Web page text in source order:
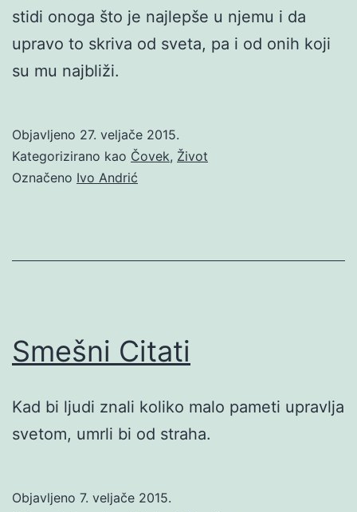
stidi onoga što je najlepše u njemu i da
upravo to skriva od sveta, pa i od onih koji
su mu najbliži.
Objavljeno 27. veljače 2015.
Kategorizirano kao Čovek, Život
Označeno Ivo Andrić
Smešni Citati
Kad bi ljudi znali koliko malo pameti upravlja
svetom, umrli bi od straha.
Objavljeno 7. veljače 2015.